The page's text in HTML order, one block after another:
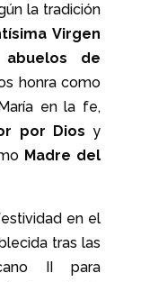
la tradición
Virgen
de
honra como
en la fe,
por Dios y
Madre del
en el
tras las
II para